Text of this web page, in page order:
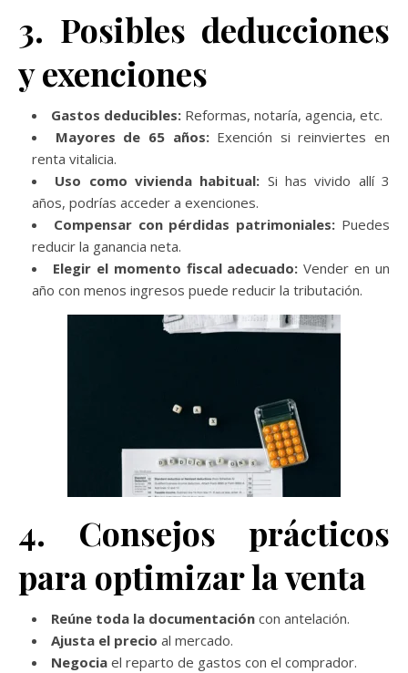
3. Posibles deducciones
y exenciones
Gastos deducibles: Reformas, notaría, agencia, etc.
Mayores de 65 años:Exención si reinviertes en
renta vitalicia.
Uso como vivienda habitual: Si has vivido allí 3
años, podrías acceder a exenciones.
Compensar con pérdidas patrimoniales: Puedes
reducir la ganancia neta.
Elegir el momento fiscal adecuado: Vender en un
año con menos ingresos puede reducir la tributación.
4. Consejos prácticos
para optimizar la venta
Reúne toda la documentación con antelación.
Ajusta el precio al mercado.
Negocia el reparto de gastos con el comprador.